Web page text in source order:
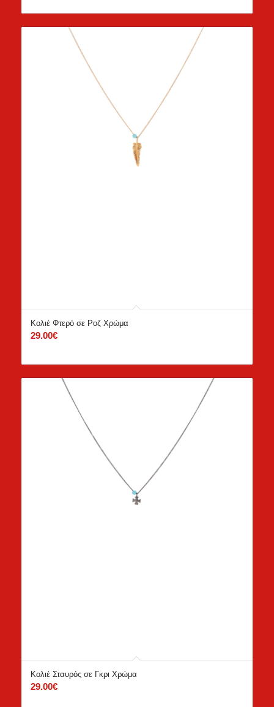
Κολιέ Φτερό σε Ροζ Χρώμα
29.00€
Κολιέ Σταυρός σε Γκρι Χρώμα
29.00€